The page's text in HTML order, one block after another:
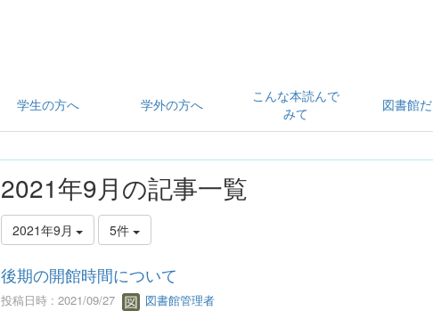
学生の方へ 学外の方へ
こんな本読んで
みて
図書館
2021年9月の記事一覧
2021年9月 5件
後期の開館時間について
投稿日時 : 2021/09/27 図書館管理者